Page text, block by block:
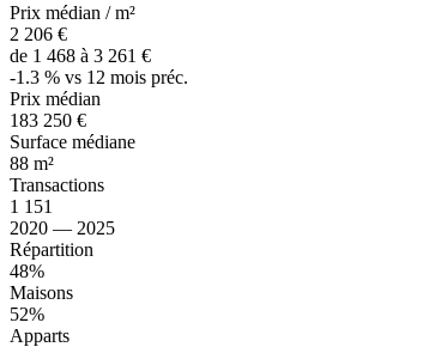
Prix médian / m²
2 206 €
de 1 468 à 3 261 €
-1.3 % vs 12 mois préc.
Prix médian
183 250 €
Surface médiane
88 m²
Transactions
1 151
2020 — 2025
Répartition
48%
Maisons
52%
Apparts